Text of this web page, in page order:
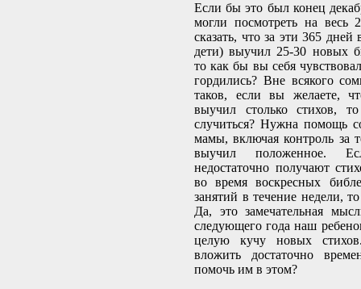
Если бы это был конец
могли посмотреть на весь
сказать, что за эти 365
дети) выучил 25-30 новых
то как бы вы себя
гордились? Вне всякого
таков, если вы желаете,
выучил столько стихов,
случиться? Нужна помощь
мамы, включая контроль за
выучил положенное.
недостаточно получают
во время воскресных
занятий в течение недели,
Да, это замечательная
следующего года наш
целую кучу новых
вложить достаточно
помочь им в этом?